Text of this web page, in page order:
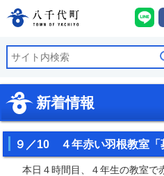
八千代町公式ホー
新着情報
９／10 ４年赤い羽根教室「
本日４時間目、４年生の教室で